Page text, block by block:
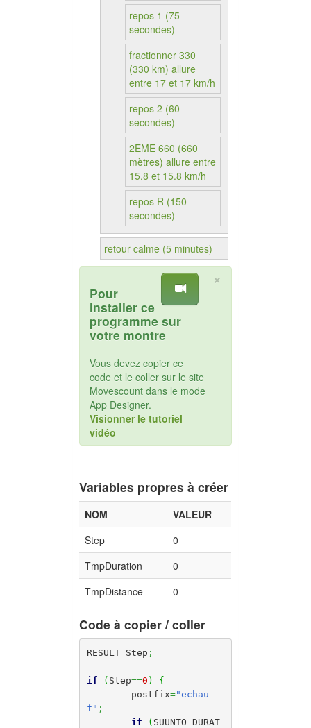
repos 1 (75
secondes)
fractionner 330
(330 km) allure
entre 17 et 17 km/h
repos 2 (60
secondes)
2EME 660 (660
mètres) allure entre
15.8 et 15.8 km/h
repos R (150
secondes)
retour calme (5 minutes)
×
Pour
installer ce
programme sur
votre montre
Vous devez copier ce
code et le coller sur le site
Movescount dans le mode
App Designer.
Visionner le tutoriel
vidéo
Variables propres à créer
NOM
VALEUR
Step
0
TmpDuration
0
TmpDistance
0
Code à copier / coller
RESULT=Step ;
if ( Step==0 )
{
	postfix
="echau
f" ;
if
( SUUNTO_DURAT